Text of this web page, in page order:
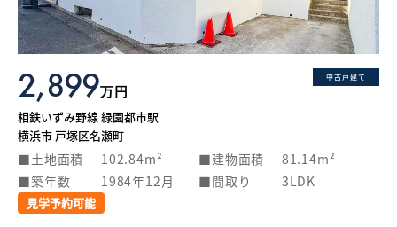
中古戸建て
2,899万円
相鉄いずみ野線 緑園都市駅
横浜市 戸塚区名瀬町
土地面積 102.84m² 建物面積
81.14m²
築年数
1984年12月 間取り 3LDK
見学予約可能